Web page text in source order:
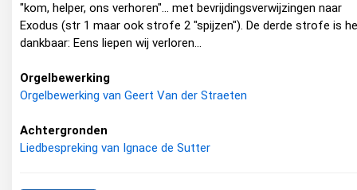
"kom, helper, ons verhoren"... met bevrijdingsverwijzingen naar
Exodus (str 1 maar ook strofe 2 "spijzen"). De derde strofe is
dankbaar: Eens liepen wij verloren...
Orgelbewerking
Orgelbewerking van Geert Van der Straeten
Achtergronden
Liedbespreking van Ignace de Sutter